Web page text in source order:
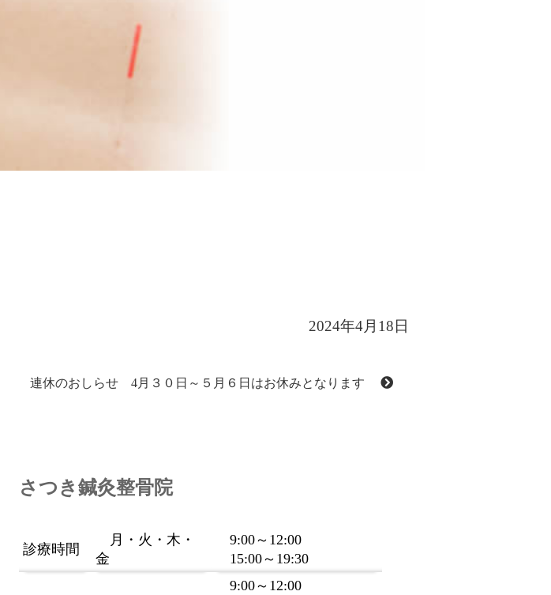
2024年4月18日
連休のおしらせ 4月３０日～５月６日はお休みとなります
さつき鍼灸整骨院
診療時間
月・火・木・
金
9:00～12:00
15:00～19:30
9:00～12:00